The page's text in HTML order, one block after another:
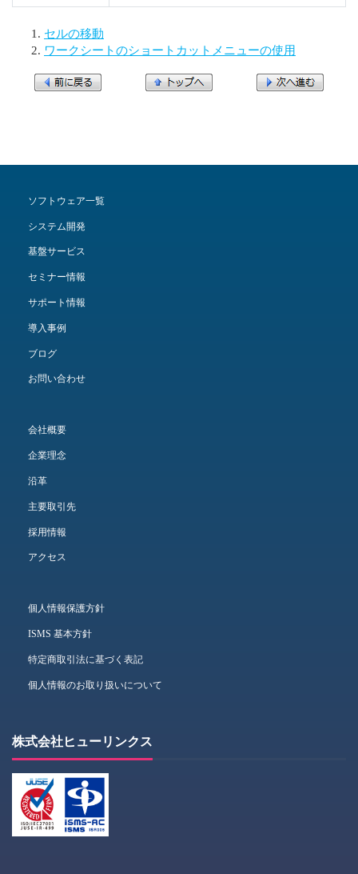
セルの移動
ワークシートのショートカットメニューの使用
ソフトウェア一覧
システム開発
基盤サービス
セミナー情報
サポート情報
導入事例
ブログ
お問い合わせ
会社概要
企業理念
沿革
主要取引先
採用情報
アクセス
個人情報保護方針
ISMS 基本方針
特定商取引法に基づく表記
個人情報のお取り扱いについて
株式会社ヒューリンクス